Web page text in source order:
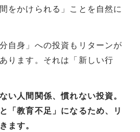
をかけられる」ことを自然に
自身」への投資もリターンが
ります。それは「新しい行
い人間関係、慣れない投資。
「教育不足」になるため、リ
ます。